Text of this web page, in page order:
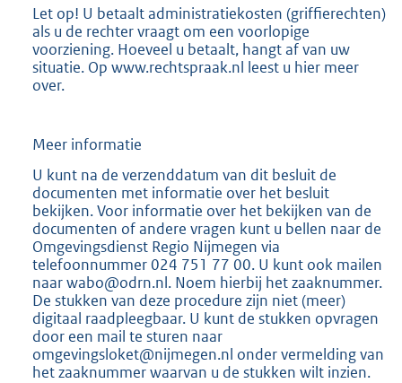
Let op! U betaalt administratiekosten (griffierechten)
als u de rechter vraagt om een voorlopige
voorziening. Hoeveel u betaalt, hangt af van uw
situatie. Op www.rechtspraak.nl leest u hier meer
over.
Meer informatie
U kunt na de verzenddatum van dit besluit de
documenten met informatie over het besluit
bekijken. Voor informatie over het bekijken van de
documenten of andere vragen kunt u bellen naar de
Omgevingsdienst Regio Nijmegen via
telefoonnummer 024 751 77 00. U kunt ook mailen
naar wabo@odrn.nl. Noem hierbij het zaaknummer.
De stukken van deze procedure zijn niet (meer)
digitaal raadpleegbaar. U kunt de stukken opvragen
door een mail te sturen naar
omgevingsloket@nijmegen.nl onder vermelding van
het zaaknummer waarvan u de stukken wilt inzien.